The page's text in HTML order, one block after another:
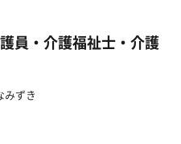
員・介護福祉士・介護
みずき